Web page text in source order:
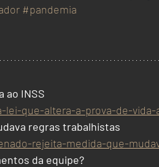
#pandemia
ao INSS
lei-que-altera-a-prova-de-vida-
regras trabalhistas
rejeita-medida-que-
da equipe?